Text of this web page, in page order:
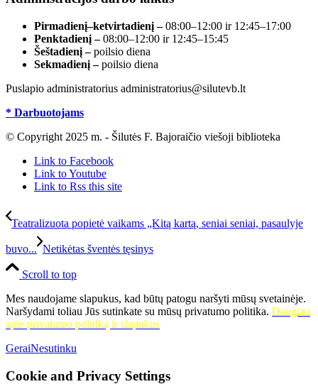
Pirmadienį–ketvirtadienį –08:00–12:00 ir 12:45–17:00
Penktadienį –08:00–12:00 ir 12:45–15:45
Šeštadienį –poilsio diena
Sekmadienį –poilsio diena
Puslapio administratorius administratorius@silutevb.lt
* Darbuotojams
© Copyright 2025 m. - Šilutės F. Bajoraičio viešoji biblioteka
Link to Facebook
Link to Youtube
Link to Rss this site
Teatralizuota popietė vaikams „Kitą kartą, seniai seniai, pasaulyje
buvo... Netikėtas šventės tęsinys
Scroll to top
Mes naudojame slapukus, kad būtų patogu naršyti mūsų svetainėje.
Naršydami toliau Jūs sutinkate su mūsų privatumo politika. Daugiau
apie privatumo politiką ir slapukus
GeraiNesutinku
Cookie and Privacy Settings